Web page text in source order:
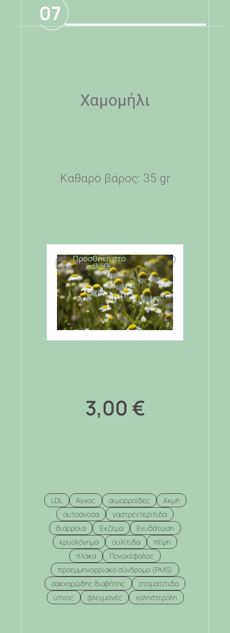
07
Χαμομήλι
Καθαρό βάρος: 35 gr
Προσθήκη στο
καλάθι
3,00 €
LDL Άγχος αιμορροϊδες
Ακμή
αυτοάνοσα
γαστρεντερίτιδα
διάρροια
Έκζεμα
Ενυδάτωση
κρυολόγημα
ουλίτιδα
πέψη
πλάκα
Πονοκέφαλος
προεμμηνορριακό σύνδρομο (PMS)
σακχαρώδης διαβήτης
στοματίτιδα
ύπνος
φλεγμονές χοληστερόλη